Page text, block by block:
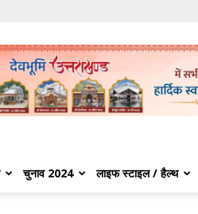
चुनाव 2024 लाइफ स्टाइल / हैल्थ